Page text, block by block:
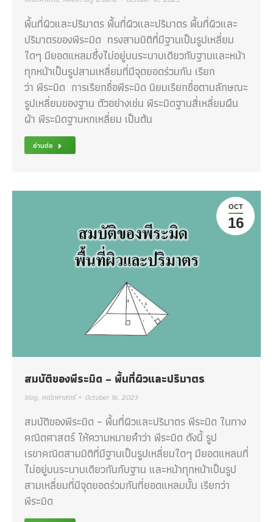
พื้นที่ผิวและปริมาตร พื้นที่ผิวและปริมาตร พื้นที่ผิวและ
ปริมาตรของพีระมิด ทรงสามมิติที่มีฐานเป็นรูปเหลี่ยม
ใดๆ มียอดแหลมซึ่งไม่อยู่บนระนาบเดียวกับฐานและหน้า
ทุกหน้าเป็นรูปสามเหลี่ยมที่มีจุดยอดร่วมกัน เรียก
ว่า พีระมิด การเรียกชื่อพีระมิด นิยมเรียกชื่อตามลักษณะ
รูปเหลี่ยมของฐาน ตัวอย่างเช่น พีระมิดฐานสี่เหลี่ยมผืน
ผ้า พีระมิดฐานหกเหลี่ยม เป็นต้น
อ่านต่อ
OCT
16
สมบัติของพีระมิด – พื้นที่ผิวและปริมาตร
blog, คณิตศาสตร์ October 16, 2023
สมบัติของพีระมิด – พื้นที่ผิวและปริมาตร พีระมิด ในทาง
คณิตศาสตร์ ให้ความหมายคำว่า พีระมิด ดังนี้ รูป
เรขาคณิตสามมิติที่มีฐานเป็นรูปเหลี่ยมใดๆ มียอดแหลมที่
ไม่อยู่บนระนาบเดียวกันกับฐาน และหน้าทุกหน้าเป็นรูป
สามเหลี่ยมที่มีจุดยอดร่วมกันที่ยอดแหลมนั้น เรียกว่า
พีระมิด